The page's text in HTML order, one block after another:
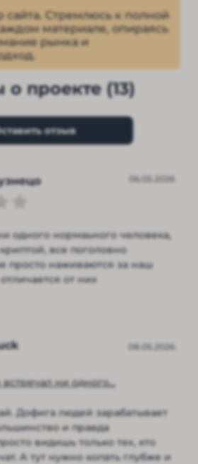
сайта. Стремлюсь к полной
материале, опираясь
рынка и
проекте (13)
отзыв
06.05.2026
одного нормаьного человека,
все поголовно
просто наживаются за наш
от них
ни одного...
08.05.2026
Дофига людей зарабатывает
и правда
видишь только тех, кто
А тут нужно копать глубже и